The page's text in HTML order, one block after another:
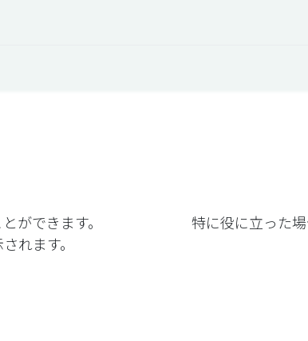
ことができます。 特に役に立った場合
れます。